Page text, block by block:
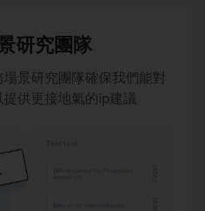
研究團隊
景研究團隊確保我們能對
供更接地氣的ip建議